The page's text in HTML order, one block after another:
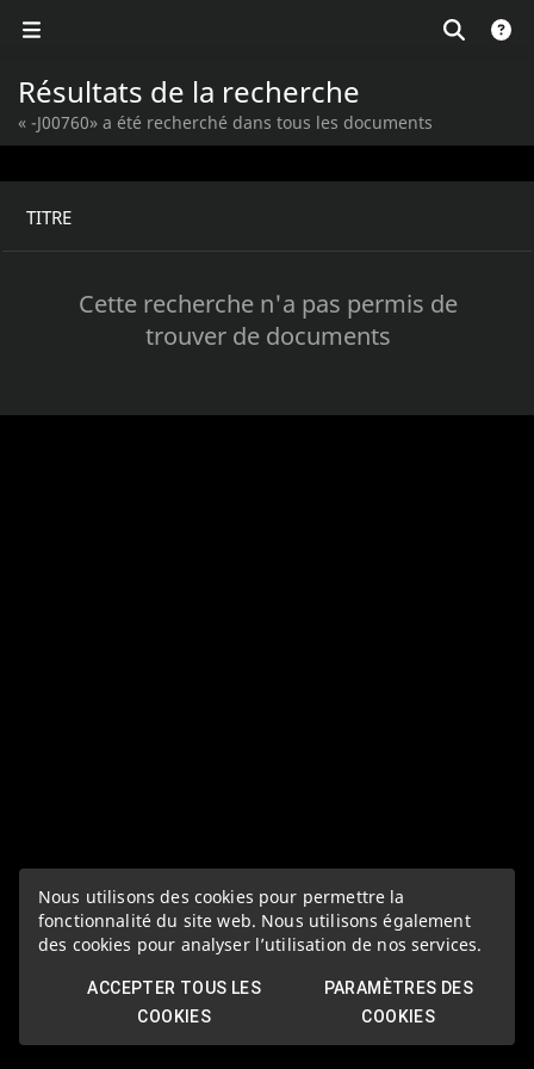
Nous utilisons des cookies pour permettre la
fonctionnalité du site web. Nous utilisons également
des cookies pour analyser l’utilisation de nos services.
ACCEPTER TOUS LES
COOKIES
PARAMÈTRES DES
COOKIES
Résultats de la recherche
« -J00760» a été recherché dans tous les documents
TITRE
Cette recherche n'a pas permis de
trouver de documents